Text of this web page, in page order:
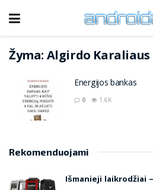
Žyma: Algirdo Karaliaus
Energijos bankas
0 1.6K
Rekomenduojami
Išmanieji laikrodžiai